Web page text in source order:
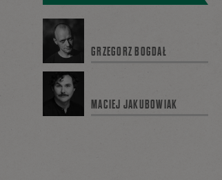
GRZEGORZ BOGDAŁ
MACIEJ JAKUBOWIAK